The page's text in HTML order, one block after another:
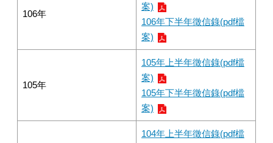
106年
案)
106年下半年徵信錄(pdf檔
案)
105年
105年上半年徵信錄(pdf檔
案)
105年下半年徵信錄(pdf檔
案)
104年上半年徵信錄(pdf檔